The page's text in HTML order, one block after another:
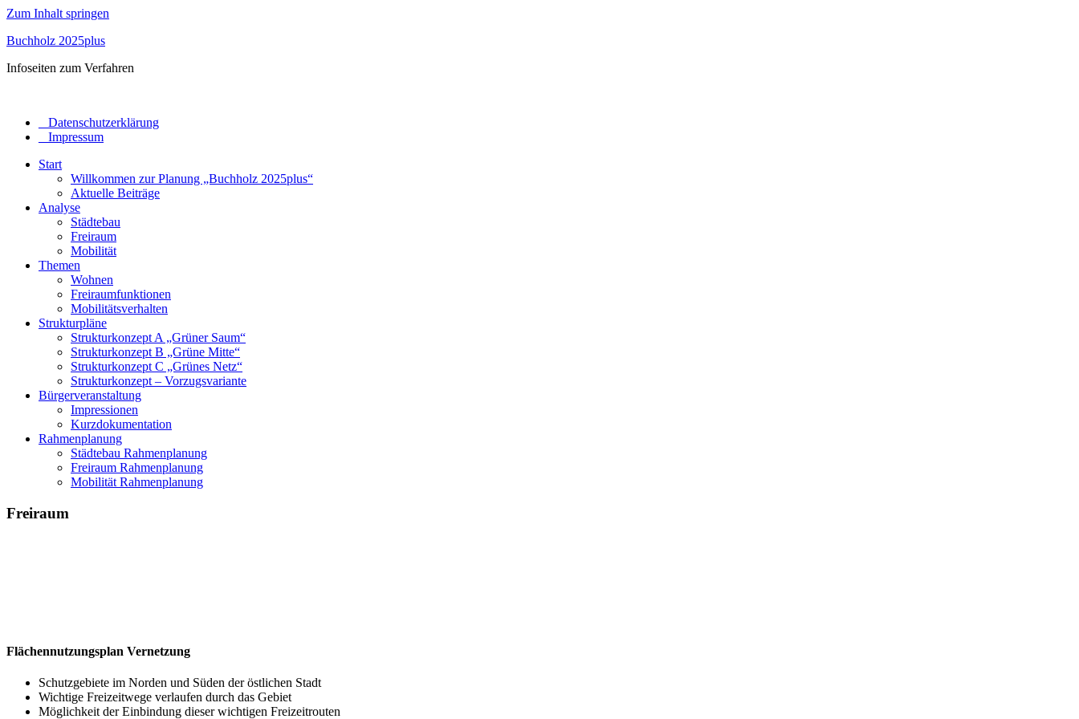
Zum Inhalt springen
Buchholz 2025plus
Infoseiten zum Verfahren
_ Datenschutzerklärung
_ Impressum
Start
Willkommen zur Planung „Buchholz 2025plus“
Aktuelle Beiträge
Analyse
Städtebau
Freiraum
Mobilität
Themen
Wohnen
Freiraumfunktionen
Mobilitätsverhalten
Strukturpläne
Strukturkonzept A „Grüner Saum“
Strukturkonzept B „Grüne Mitte“
Strukturkonzept C „Grünes Netz“
Strukturkonzept – Vorzugsvariante
Bürgerveranstaltung
Impressionen
Kurzdokumentation
Rahmenplanung
Städtebau Rahmenplanung
Freiraum Rahmenplanung
Mobilität Rahmenplanung
Freiraum
Flächennutzungsplan Vernetzung
Schutzgebiete im Norden und Süden der östlichen Stadt
Wichtige Freizeitwege verlaufen durch das Gebiet
Möglichkeit der Einbindung dieser wichtigen Freizeitrouten